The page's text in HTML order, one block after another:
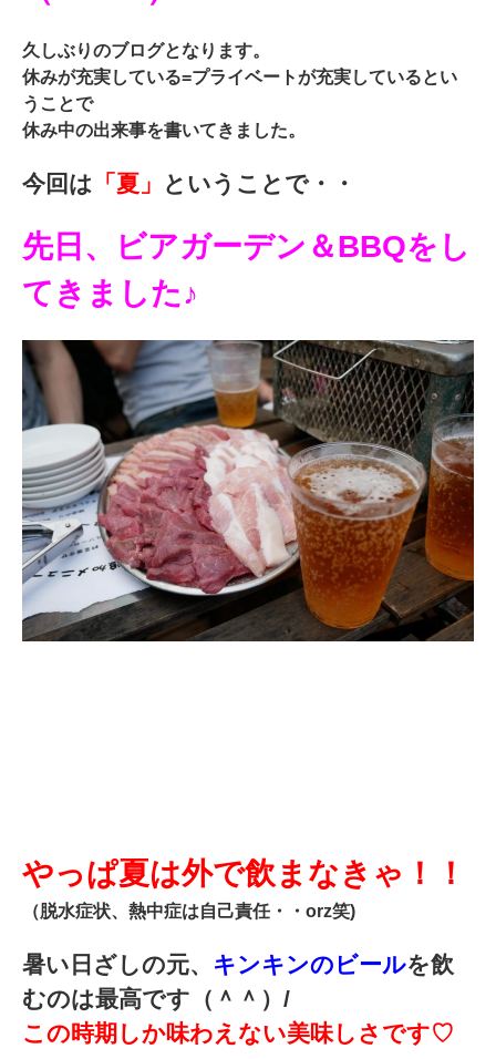
久しぶりのブログとなります。
休みが充実している=プライベートが充実しているとい
うことで
休み中の出来事を書いてきました。
今回は 「夏」 ということで・・
先日、ビアガーデン＆BBQをし
てきました♪
やっぱ夏は外で飲まなきゃ！！
（脱水症状、熱中症は自己責任・・orz笑)
暑い日ざしの元、 キンキンのビールを飲
むのは最高です（＾＾）/
この時期しか味わえない美味しさです♡